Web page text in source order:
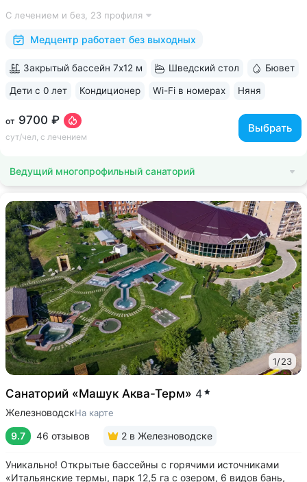
«Славяновская» • Все в одном здании: не нужно выходить
на улицу, чтобы получить лечение,...
С лечением и без, 23 профиля
Медцентр работает без выходных
от 9700 ₽
сут/чел, с лечением
Выбрать
Закрытый бассейн 7х12 м Шведский стол Бювет
Дети с 0 лет Кондиционер Wi-Fi в номерах Няня
ещё 6
Ведущий многопрофильный санаторий
1/23
Санаторий «Машук Аква-Терм» 4
ЖелезноводскНа карте
9.7 46 отзывов 2 в Железноводске
Уникально! Открытые бассейны с горячими источниками
«Итальянские термы, парк 12,5 га с озером, 6 видов бань,